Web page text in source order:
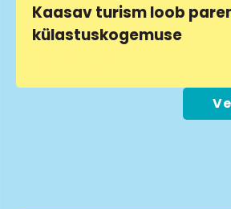
Kaasav turism loob
külastuskogemuse